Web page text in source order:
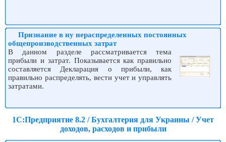
Признание в ну нераспределенных постоянных
общепроизводственных затрат
В данном разделе рассматривается тема
прибыли и затрат. Показывается как правильно
составляется Декларация о прибыли, как
правильно распределять, вести учет и управлять
затратами.
1С:Предприятие 8.2 / Бухгалтерия для Украины / Учет
доходов, расходов и прибыли